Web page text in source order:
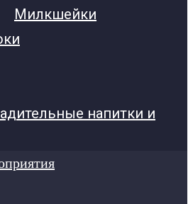
Милкшейки
напитки и